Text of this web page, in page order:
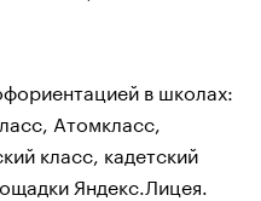
в школах:
Атомкласс,
класс, кадетский
Яндекс.Лицея.